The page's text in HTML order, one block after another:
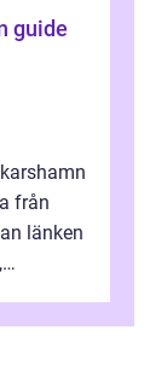
från
länken